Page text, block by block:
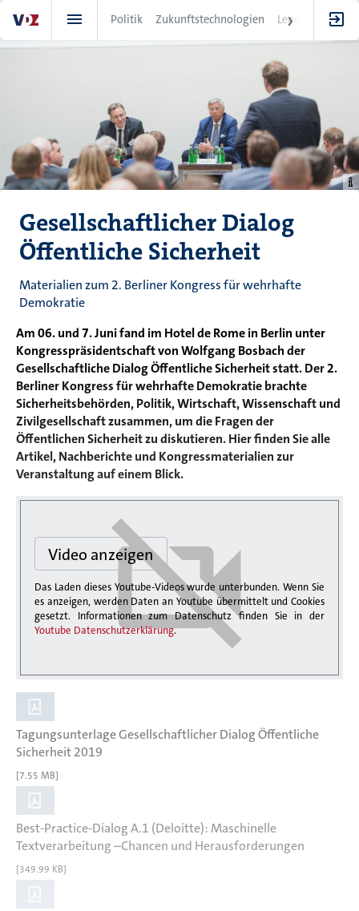
zum
Inhalt
Politik Zukunftstechnologien Leadership
Gesellschaftlicher Dialog
Öffentliche Sicherheit
Materialien zum 2. Berliner Kongress für wehrhafte
Demokratie
Am 06. und 7. Juni fand im Hotel de Rome in Berlin unter
Kongresspräsidentschaft von Wolfgang Bosbach der
Gesellschaftliche Dialog Öffentliche Sicherheit statt. Der 2.
Berliner Kongress für wehrhafte Demokratie brachte
Sicherheitsbehörden, Politik, Wirtschaft, Wissenschaft und
Zivilgesellschaft zusammen, um die Fragen der
Öffentlichen Sicherheit zu diskutieren. Hier finden Sie alle
Artikel, Nachberichte und Kongressmaterialien zur
Veranstaltung auf einem Blick.
Video anzeigen
Das Laden dieses Youtube-Videos wurde unterbunden. Wenn Sie
es anzeigen, werden Daten an Youtube übermittelt und Cookies
gesetzt. Informationen zum Datenschutz finden Sie in der
Youtube Datenschutzerklärung.
Tagungsunterlage Gesellschaftlicher Dialog Öffentliche
Sicherheit 2019
[7.55 MB]
Best-Practice-Dialog A.1 (Deloitte): Maschinelle
Textverarbeitung –Chancen und Herausforderungen
[349.99 KB]